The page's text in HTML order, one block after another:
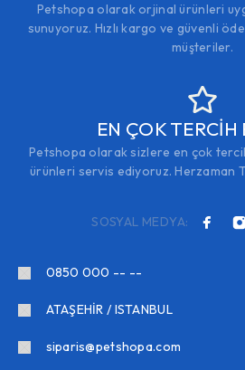
Petshopa olarak orjinal ürünleri
sunuyoruz. Hızlı kargo ve güvenli
müşteriler.
EN ÇOK TERCİH
Petshopa olarak sizlere en çok
ürünleri servis ediyoruz. Herzaman
SOSYAL MEDYA:
0850 000 -- --
ATAŞEHİR / ISTANBUL
siparis@petshopa.com